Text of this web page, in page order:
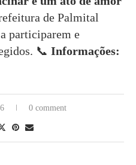
de Palmital
participarem e
📞 Informações:
0 comment